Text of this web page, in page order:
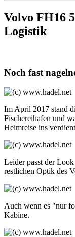
Volvo FH16
Logistik
Noch fast
Im April 2017 stand
Fischereihafen und
Heimreise ins
Leider passt der
restlichen Optik des
Auch wenn es "nur
Kabine.